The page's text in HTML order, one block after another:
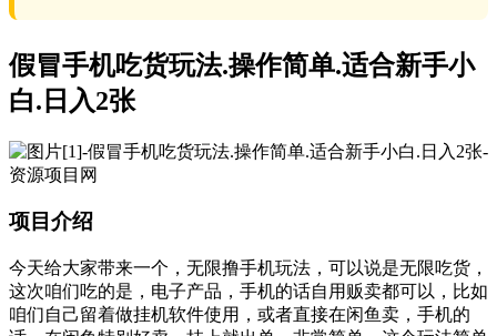
假冒手机吃货玩法.操作简单.适合新手小
白.日入2张
项目介绍
今天给大家带来一个，无限撸手机玩法，可以说是无限吃货，
这次咱们吃的是，电子产品，手机的话自用贩卖都可以，比如
咱们自己留着做挂机软件使用，或者直接在闲鱼卖，手机的